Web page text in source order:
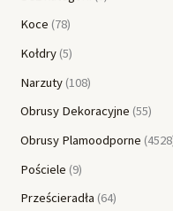
Koce 78
Kołdry 5
Narzuty 108
Obrusy Dekoracyjne 55
Obrusy Plamoodporne 4528
Pościele 9
Prześcieradła 64